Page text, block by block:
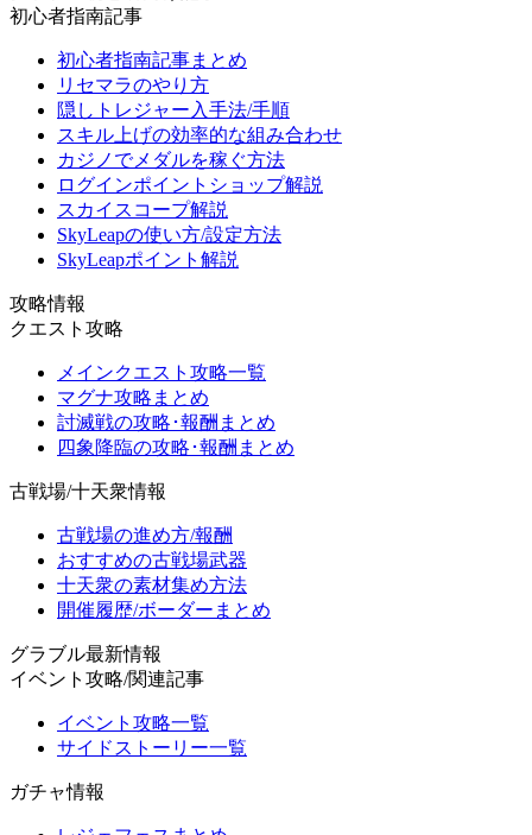
初心者指南記事
初心者指南記事まとめ
リセマラのやり方
隠しトレジャー入手法/手順
スキル上げの効率的な組み合わせ
カジノでメダルを稼ぐ方法
ログインポイントショップ解説
スカイスコープ解説
SkyLeapの使い方/設定方法
SkyLeapポイント解説
攻略情報
クエスト攻略
メインクエスト攻略一覧
マグナ攻略まとめ
討滅戦の攻略･報酬まとめ
四象降臨の攻略･報酬まとめ
古戦場/十天衆情報
古戦場の進め方/報酬
おすすめの古戦場武器
十天衆の素材集め方法
開催履歴/ボーダーまとめ
グラブル最新情報
イベント攻略/関連記事
イベント攻略一覧
サイドストーリー一覧
ガチャ情報